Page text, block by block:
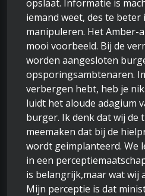
opslaat. Informatie is
iemand weet, des te beter
manipuleren. Het Amber-
mooi voorbeeld. Bij de
worden aangesloten
opsporingsambtenaren.
verbergen hebt, heb je
luidt het aloude adagium
burger. Ik denk dat wij de
meemaken dat bij de
wordt geimplanteerd. We
in een
is belangrijk,maar wat wij
Mijn perceptie is dat